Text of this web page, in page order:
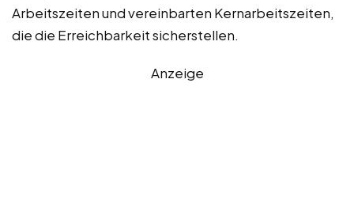
Arbeitszeiten und vereinbarten Kernarbeitszeiten,
die die Erreichbarkeit sicherstellen.
Anzeige